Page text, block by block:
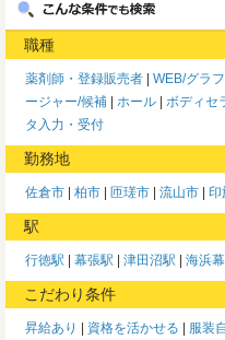
職種
薬剤師・登録販売者 WEB/グラ
ージャー/候補
ホール ボディセ
タ入力・受付
勤務地
佐倉市 柏市 匝瑳市 流山市 印
駅
行徳駅 幕張駅 津田沼駅 海浜
こだわり条件
昇給あり 資格を活かせる 服装